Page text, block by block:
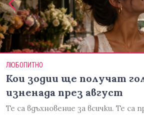
ЛЮБОПИТНО
Кои зодии ще получат
изненада през август
Те са вдъхновение за всички. Те са